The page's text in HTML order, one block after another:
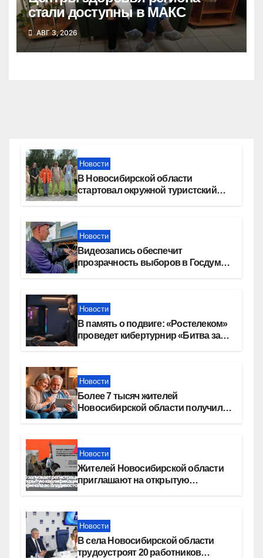
стали доступны в МАКС
АВГ 3, 2026
Новости
В Новосибирской области
стартовал окружной туристский
Новости
Видеозапись обеспечит
прозрачность выборов в Госдуму
Новости
В память о подвиге: «Ростелеком»
проведет кибертурнир «Битва за
Новости
Более 7 тысяч жителей
Новосибирской области получили
Новости
Жителей Новосибирской области
приглашают на открытую
Новости
В села Новосибирской области
трудоустроят 20 работников